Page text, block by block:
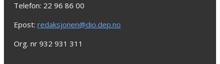
Telefon: 22 96 86 00
Epost: redaksjonen@dio.dep.no
Org. nr 932 931 311